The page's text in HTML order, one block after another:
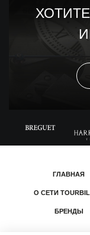
ГЛАВНАЯ
О СЕТИ
БРЕНДЫ